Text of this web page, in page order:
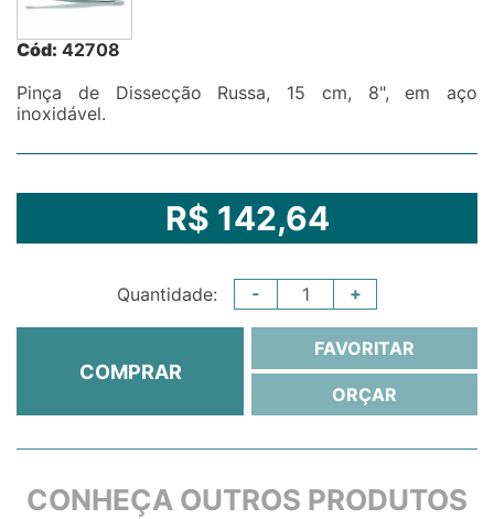
Cód: 42708
Pinça de Dissecção Russa, 15 cm, 8", em aço
inoxidável.
R$ 142,64
Quantidade: - +
COMPRAR
FAVORITAR
ORÇAR
CONHEÇA OUTROS PRODUTOS